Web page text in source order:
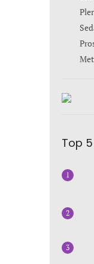
Top